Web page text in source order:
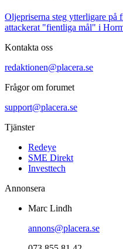
Oljepriserna steg ytterligare på
attackerat "fientliga mål" i
Kontakta oss
redaktionen@placera.se
Frågor om forumet
support@placera.se
Tjänster
Redeye
SME Direkt
Investtech
Annonsera
Marc Lindh
annons@placera.se